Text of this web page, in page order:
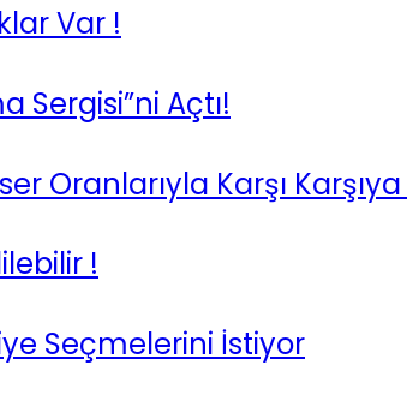
Var !
Sergisi”ni Açtı!
Oranlarıyla Karşı Karşıya
!
Seçmelerini İstiyor